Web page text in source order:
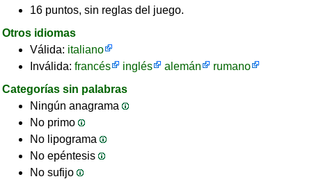
16 puntos, sin reglas del juego.
Otros idiomas
Válida: italiano
Inválida: francés inglés alemán
rumano
Categorías sin palabras
Ningún anagrama
No primo
No lipograma
No epéntesis
No sufijo